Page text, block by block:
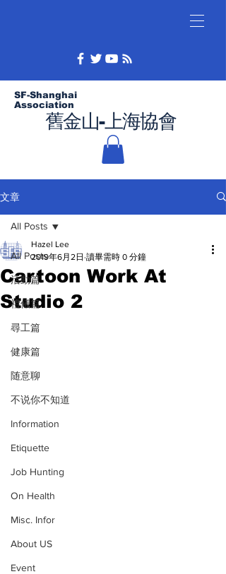
舊金山-上海協會
SF-Shanghai
Association
文章
All Posts
活動篇
禮儀篇
尋工篇
健康篇
随意聊
不说你不知道
Information
Etiquette
Job Hunting
On Health
Misc. Infor
About US
Event
All Posts
Cartoon Work At
Studio 2
Hazel Lee
2019年6月2日 讀畢需時 0 分鐘